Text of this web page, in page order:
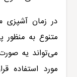
در زمان آشپزی
متنوع به
می‌تواند یه
مورد استفاده